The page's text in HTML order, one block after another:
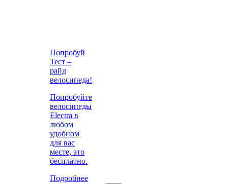
Попробуй
Тест –
райд
велосипеда!
Попробуйте
велосипеды
Electra в
любом
удобном
для вас
месте, это
бесплатно.
Подробнее